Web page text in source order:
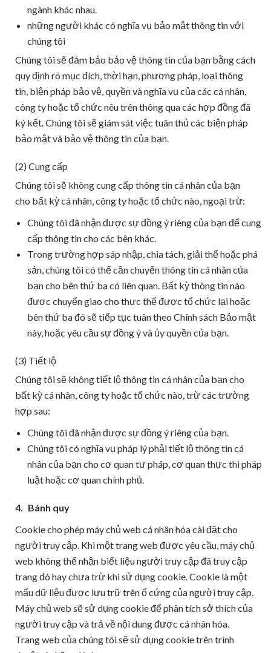
ngành khác nhau.
những người khác có nghĩa vụ bảo mật thông tin với
chúng tôi
Chúng tôi sẽ đảm bảo bảo vệ thông tin của bạn bằng cách
quy định rõ mục đích, thời hạn, phương pháp, loại thông
tin, biện pháp bảo vệ, quyền và nghĩa vụ của các cá nhân,
công ty hoặc tổ chức nêu trên thông qua các hợp đồng đã
ký kết. Chúng tôi sẽ giám sát việc tuân thủ các biện pháp
bảo mật và bảo vệ thông tin của bạn.
(2) Cung cấp
Chúng tôi sẽ không cung cấp thông tin cá nhân của bạn
cho bất kỳ cá nhân, công ty hoặc tổ chức nào, ngoại trừ:
Chúng tôi đã nhận được sự đồng ý riêng của bạn để cung
cấp thông tin cho các bên khác.
Trong trường hợp sáp nhập, chia tách, giải thể hoặc phá
sản, chúng tôi có thể cần chuyển thông tin cá nhân của
bạn cho bên thứ ba có liên quan. Bất kỳ thông tin nào
được chuyển giao cho thực thể được tổ chức lại hoặc
bên thứ ba đó sẽ tiếp tục tuân theo Chính sách Bảo mật
này, hoặc yêu cầu sự đồng ý và ủy quyền của bạn.
(3) Tiết lộ
Chúng tôi sẽ không tiết lộ thông tin cá nhân của bạn cho
bất kỳ cá nhân, công ty hoặc tổ chức nào, trừ các trường
hợp sau:
Chúng tôi đã nhận được sự đồng ý riêng của bạn.
Chúng tôi có nghĩa vụ pháp lý phải tiết lộ thông tin cá
nhân của bạn cho cơ quan tư pháp, cơ quan thực thi pháp
luật hoặc cơ quan chính phủ.
4. Bánh quy
Cookie cho phép máy chủ web cá nhân hóa cài đặt cho
người truy cập. Khi một trang web được yêu cầu, máy chủ
web không thể nhận biết liệu người truy cập đã truy cập
trang đó hay chưa trừ khi sử dụng cookie. Cookie là một
mẩu dữ liệu được lưu trữ trên ổ cứng của người truy cập.
Máy chủ web sẽ sử dụng cookie để phân tích sở thích của
người truy cập và trả về nội dung được cá nhân hóa.
Trang web của chúng tôi sẽ sử dụng cookie trên trình